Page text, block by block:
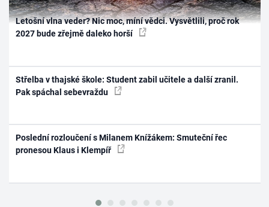
Letošní vlna veder? Nic moc, míní vědci. Vysvětlili, proč rok
2027 bude zřejmě daleko horší
Střelba v thajské škole: Student zabil učitele a další zranil.
Pak spáchal sebevraždu
Poslední rozloučení s Milanem Knížákem: Smuteční řec
pronesou Klaus i Klempíř